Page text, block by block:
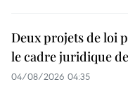
Deux projets de loi
le cadre juridique
04/08/2026 04:35